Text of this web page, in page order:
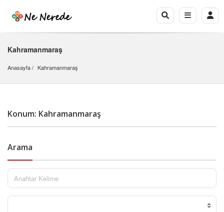
Kahramanmaraş
Anasayfa Kahramanmaraş
Konum: Kahramanmaraş
Arama